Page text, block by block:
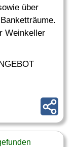
über
Weinkeller